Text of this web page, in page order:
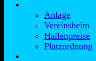
Anlage
Vereinsheim
Hallenpreise
Platzordnung